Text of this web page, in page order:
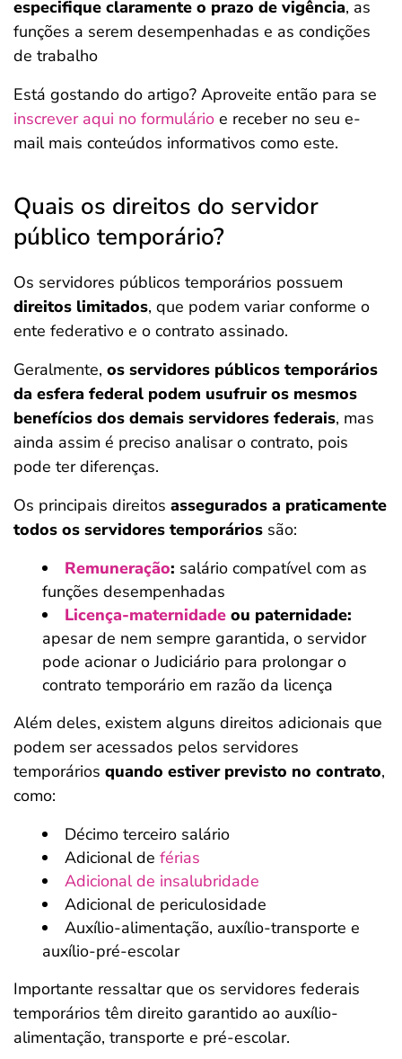
especifique claramente o prazo de vigência, as
funções a serem desempenhadas e as condições
de trabalho
Está gostando do artigo? Aproveite então para se
inscrever aqui no formulário e receber no seu e-
mail mais conteúdos informativos como este.
Quais os direitos do servidor
público temporário?
Os servidores públicos temporários possuem
direitos limitados, que podem variar conforme o
ente federativo e o contrato assinado.
Geralmente, os servidores públicos temporários
da esfera federal podem usufruir os mesmos
benefícios dos demais servidores federais, mas
ainda assim é preciso analisar o contrato, pois
pode ter diferenças.
Os principais direitos assegurados a praticamente
todos os servidores temporários são:
Remuneração: salário compatível com as
funções desempenhadas
Licença-maternidade ou paternidade:
apesar de nem sempre garantida, o servidor
pode acionar o Judiciário para prolongar o
contrato temporário em razão da licença
Além deles, existem alguns direitos adicionais que
podem ser acessados pelos servidores
temporários quando estiver previsto no contrato,
como:
Décimo terceiro salário
Adicional de férias
Adicional de insalubridade
Adicional de periculosidade
Auxílio-alimentação, auxílio-transporte e
auxílio-pré-escolar
Importante ressaltar que os servidores federais
temporários têm direito garantido ao auxílio-
alimentação, transporte e pré-escolar.